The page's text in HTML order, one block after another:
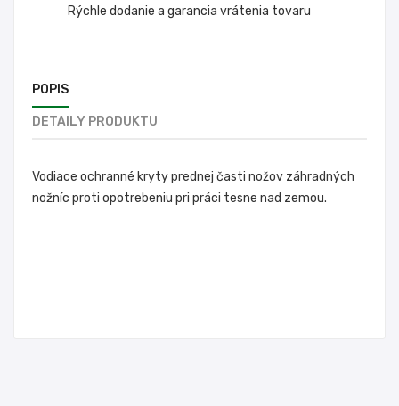
Rýchle dodanie a garancia vrátenia tovaru
POPIS
DETAILY PRODUKTU
Vodiace ochranné kryty prednej časti nožov záhradných
nožníc proti opotrebeniu pri práci tesne nad zemou.